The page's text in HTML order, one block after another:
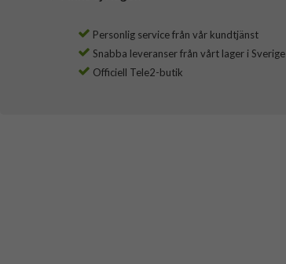
Personlig service från vår kundtjänst
Snabba leveranser från vårt lager i Sverige
Officiell Tele2-butik